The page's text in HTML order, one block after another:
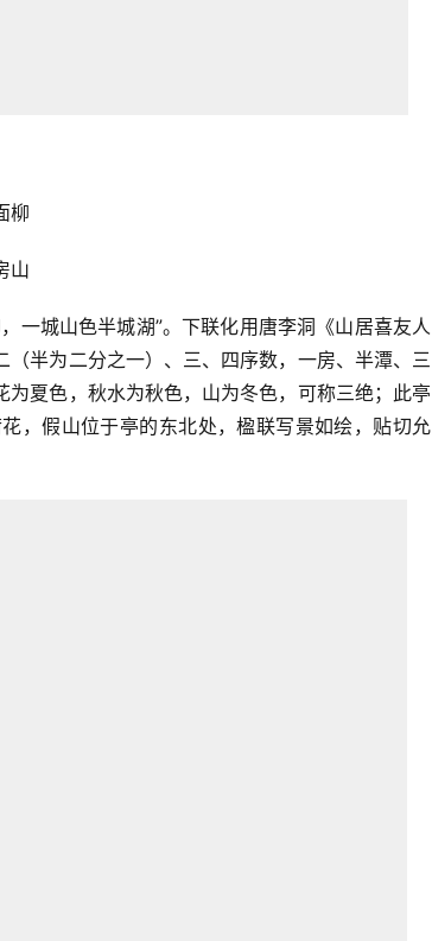
柳
山
一城山色半城湖”。下联化用唐李洞《山居喜友人
半为二分之一）、三、四序数，一房、半潭、三
夏色，秋水为秋色，山为冬色，可称三绝；此亭
，假山位于亭的东北处，楹联写景如绘，贴切允